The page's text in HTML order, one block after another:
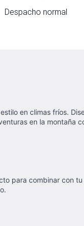
Despacho normal
en climas fríos.
en la montaña
para combinar con